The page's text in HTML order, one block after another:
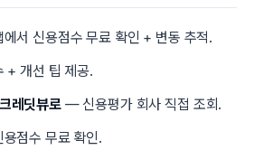
서 신용점수 무료 확인 + 변동 추적.
개선 팁 제공.
레딧뷰로— 신용평가 회사 직접 조회.
점수 무료 확인.